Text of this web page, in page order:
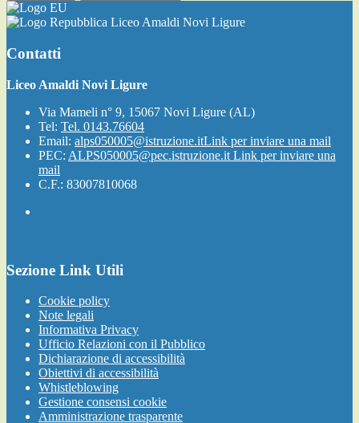
Liceo Amaldi Novi Ligure
Contatti
Liceo Amaldi Novi Ligure
Via Mameli n° 9, 15067 Novi Ligure (AL)
Tel: Tel. 0143.76604
Email: alps050005@istruzione.itLink per inviare una mail
PEC: ALPS050005@pec.istruzione.it Link per inviare una
mail
C.F.: 83007810068
Sezione Link Utili
Cookie policy
Note legali
Informativa Privacy
Ufficio Relazioni con il Pubblico
Dichiarazione di accessibilità
Obiettivi di accessibilità
Whistleblowing
Gestione consensi cookie
Amministrazione trasparente